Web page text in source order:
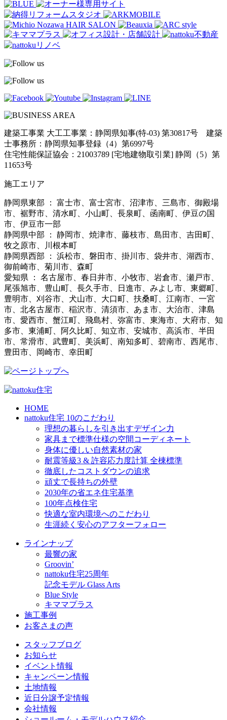
建築工事業 大工工事業：静岡県知事(特-03) 第30817号 建築
士事務所：静岡県知事登録（4）第6997号
住宅性能保証協会：21003789 [宅地建物取引業] 静岡（5）第
11653号
施工エリア
静岡県東部 ： 富士市、富士宮市、沼津市、三島市、御殿場
市、裾野市、清水町、小山町、長泉町、函南町、伊豆の国
市、伊豆市一部
静岡県中部 ： 静岡市、焼津市、藤枝市、島田市、吉田町、
牧之原市、川根本町
静岡県西部 ： 浜松市、磐田市、掛川市、袋井市、湖西市、
御前崎市、菊川市、森町
愛知県 ： 名古屋市、春日井市、小牧市、岩倉市、瀬戸市、
尾張旭市、豊山町、長久手市、日進市、みよし市、東郷町、
豊明市、刈谷市、犬山市、大口町、扶桑町、江南市、一宮
市、北名古屋市、稲沢市、清須市、あま市、大治市、津島
市、愛西市、蟹江町、飛島村、弥富市、東海市、大府市、知
多市、東浦町、阿久比町、知立市、安城市、高浜市、半田
市、常滑市、武豊町、美浜町、南知多町、碧南市、西尾市、
豊田市、岡崎市、幸田町
HOME
nattoku住宅 10のこだわり
理想の暮らしを引き出すデザイン力
家具まで標準仕様の空間コーディネート
身体に優しい自然素材の家
耐震等級3 & 許容応力度計算 全棟標準
徹底したコストダウンの追求
頑丈で長持ちの外壁
2030年の省エネ住宅基準
100年点検住宅
快適な室内環境へのこだわり
生涯続く安心のアフターフォロー
ラインナップ
最響の家
Groovin’
nattoku住宅25周年
記念モデル Glass Arts
Blue Style
キママプラス
施工事例
お客さまの声
スタッフブログ
お知らせ
イベント情報
キャンペーン情報
土地情報
近日分譲予定情報
会社情報